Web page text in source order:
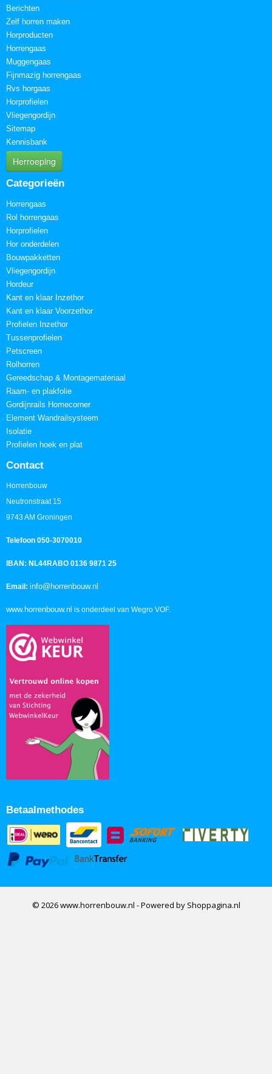
Berichten
Zelf horren maken
Horproducten
Horrengaas
Muggengaas
Fijnmazig horrengaas
Rvs horgaas
Horprofielen
Vliegengordijn
Sitemap
Kennisbank
Herroeping
Categorieën
Horrengaas
Rol horrengaas
Horprofielen
Hor onderdelen
Bouwpakketten
Vliegengordijn
Hordeur
Kant en klaar Inzethor
Kant en klaar Voorzethor
Profielen Inzethor
Tussenprofielen
Petscreen
Rolhorren
Gereedschap & Montagemateriaal
Raam- en plakfolie
Gordijnrails Homecorner
Element Wandrailsysteem
Isolatie
Profielen hoek en plat
Contact
Horrenbouw
Neutronstraat 15
9743 AM Groningen
Telefoon 050-3070010
IBAN: NL44RABO 0136 9871 25
Email: info@horrenbouw.nl
www.horrenbouw.nl is onderdeel van Wegro VOF.
Betaalmethodes
© 2026 www.horrenbouw.nl - Powered by Shoppagina.nl